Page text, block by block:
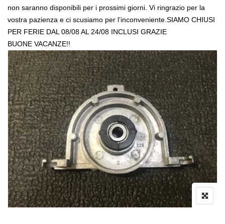
non saranno disponibili per i prossimi giorni. Vi ringrazio per la
vostra pazienza e ci scusiamo per l’inconveniente.SIAMO CHIUSI
PER FERIE DAL 08/08 AL 24/08 INCLUSI GRAZIE
BUONE VACANZE!!